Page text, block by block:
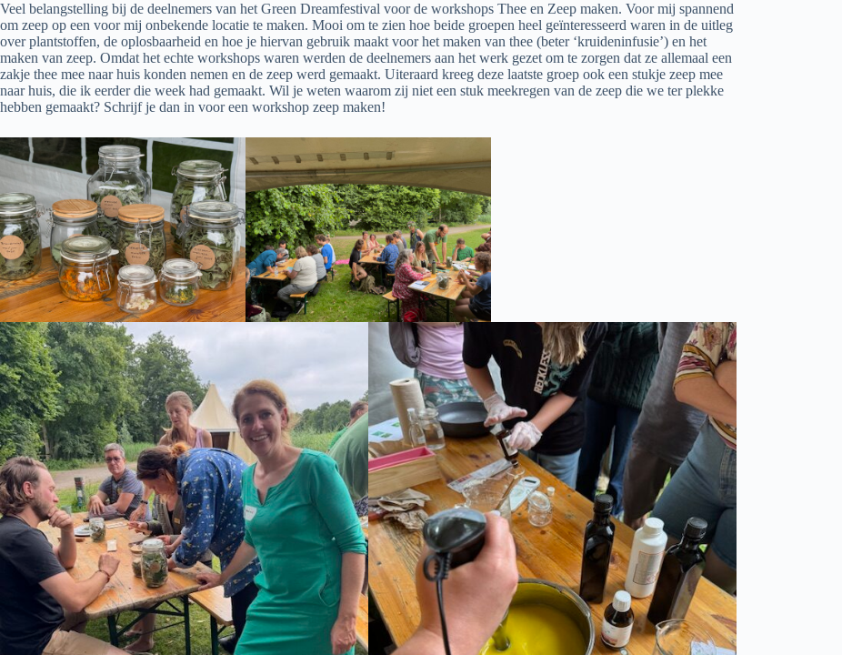
Veel belangstelling bij de deelnemers van het Green Dreamfestival voor de workshops Thee en Zeep maken. Voor mij spannend
om zeep op een voor mij onbekende locatie te maken. Mooi om te zien hoe beide groepen heel geïnteresseerd waren in de uitleg
over plantstoffen, de oplosbaarheid en hoe je hiervan gebruik maakt voor het maken van thee (beter ‘kruideninfusie’) en het
maken van zeep. Omdat het echte workshops waren werden de deelnemers aan het werk gezet om te zorgen dat ze allemaal een
zakje thee mee naar huis konden nemen en de zeep werd gemaakt. Uiteraard kreeg deze laatste groep ook een stukje zeep mee
naar huis, die ik eerder die week had gemaakt. Wil je weten waarom zij niet een stuk meekregen van de zeep die we ter plekke
hebben gemaakt? Schrijf je dan in voor een workshop zeep maken!